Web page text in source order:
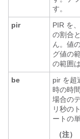
す。
pir
PIR を
の割合
ん。値
グ値の
の範囲
be
pir を超
時の時
場合の
リ秒の
ートの
（注）